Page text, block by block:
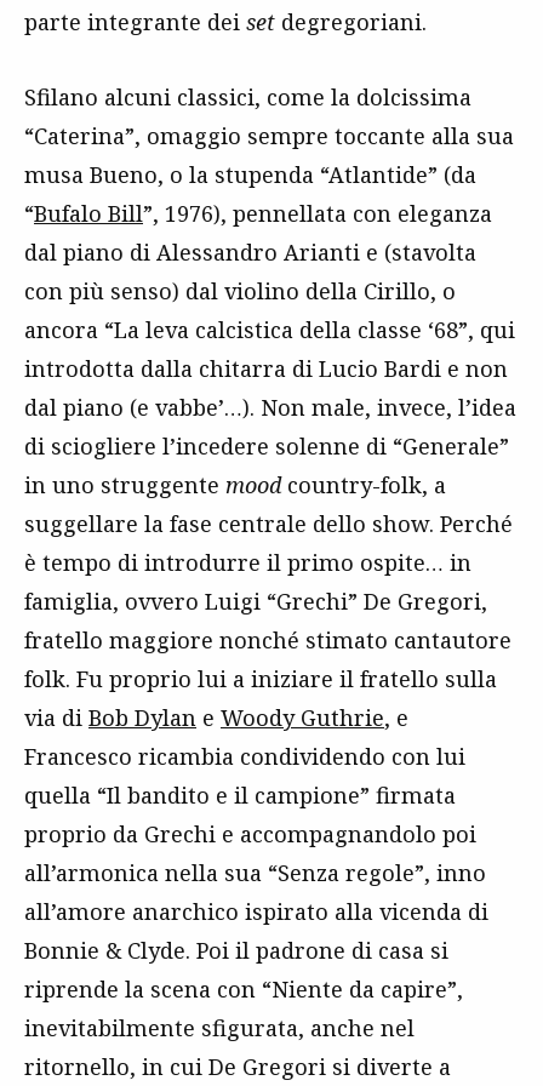
parte integrante dei set degregoriani.
Sfilano alcuni classici, come la dolcissima
“Caterina”, omaggio sempre toccante alla sua
musa Bueno, o la stupenda “Atlantide” (da
“Bufalo Bill”, 1976), pennellata con eleganza
dal piano di Alessandro Arianti e (stavolta
con più senso) dal violino della Cirillo, o
ancora “La leva calcistica della classe ‘68”, qui
introdotta dalla chitarra di Lucio Bardi e non
dal piano (e vabbe’…). Non male, invece, l’idea
di sciogliere l’incedere solenne di “Generale”
in uno struggente moodcountry-folk, a
suggellare la fase centrale dello show. Perché
è tempo di introdurre il primo ospite… in
famiglia, ovvero Luigi “Grechi” De Gregori,
fratello maggiore nonché stimato cantautore
folk. Fu proprio lui a iniziare il fratello sulla
via di Bob Dylan e Woody Guthrie, e
Francesco ricambia condividendo con lui
quella “Il bandito e il campione” firmata
proprio da Grechi e accompagnandolo poi
all’armonica nella sua “Senza regole”, inno
all’amore anarchico ispirato alla vicenda di
Bonnie & Clyde. Poi il padrone di casa si
riprende la scena con “Niente da capire”,
inevitabilmente sfigurata, anche nel
ritornello, in cui De Gregori si diverte a